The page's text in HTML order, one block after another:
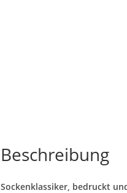
Beschreibung
Sockenklassiker, bedruckt